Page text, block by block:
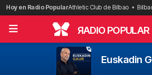
Saltar
al
contenido
Hoy en Radio PopularAthletic Club de Bilbao
RADIO POPULAR
Euskadin